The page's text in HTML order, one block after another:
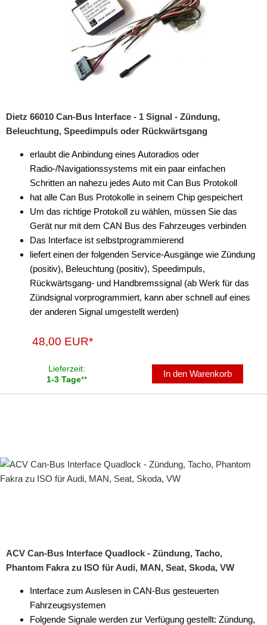
Dietz 66010 Can-Bus Interface - 1 Signal - Zündung,
Beleuchtung, Speedimpuls oder Rückwärtsgang
erlaubt die Anbindung eines Autoradios oder
Radio-/Navigationssystems mit ein paar einfachen
Schritten an nahezu jedes Auto mit Can Bus Protokoll
hat alle Can Bus Protokolle in seinem Chip gespeichert
Um das richtige Protokoll zu wählen, müssen Sie das
Gerät nur mit dem CAN Bus des Fahrzeuges verbinden
Das Interface ist selbstprogrammierend
liefert einen der folgenden Service-Ausgänge wie Zündung
(positiv), Beleuchtung (positiv), Speedimpuls,
Rückwärtsgang- und Handbremssignal (ab Werk für das
Zündsignal vorprogrammiert, kann aber schnell auf eines
der anderen Signal umgestellt werden)
48,00 EUR*
Lieferzeit:
1-3 Tage**
In den Warenkorb
ACV Can-Bus Interface Quadlock - Zündung, Tacho,
Phantom Fakra zu ISO für Audi, MAN, Seat, Skoda, VW
Interface zum Auslesen in CAN-Bus gesteuerten
Fahrzeugsystemen
Folgende Signale werden zur Verfügung gestellt: Zündung,